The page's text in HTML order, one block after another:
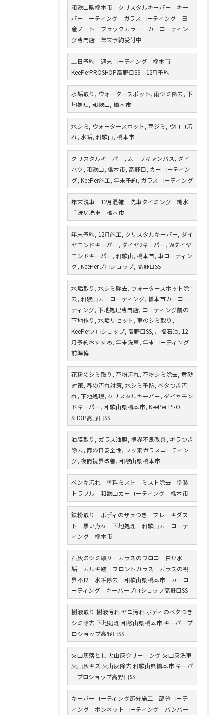
和歌山県橋本市 クリスタルキーパー キー
パーコーティング ガラスコーティング 日
産ノート ブラックカラー カーコーティン
グ専門店 年末予約受付中
土日予約 週末コーティング 橋本市
KeePerPROSHOP高野口SS 12月予約
水垢取り, ウォータースポット, 雨ジミ除去, 下
地処理, 和歌山, 橋本市
水シミ, ウォータースポット, 雨ジミ, ウロコ汚
れ, 水垢, 和歌山, 橋本市
クリスタルキーパー, ムーヴキャンバス, ダイ
ハツ, 和歌山, 橋本市, 高野口, カーコーティン
グ, KeePer施工, 年末予約, ガラスコーティング
年末洗車 12月混雑 洗車タイミング 純水
手洗い洗車 橋本市
年末予約, 12月施工, クリスタルキーパー, ダイ
ヤモンドキーパー, ダイヤ2キーパー, Wダイヤ
モンドキーパー, 和歌山, 橋本市, 車コーティン
グ, KeePerプロショップ, 高野口SS
水垢取り, 水シミ除去, ウォータースポット除
去, 和歌山カーコーティング, 橋本市カーコー
ティング, 下地処理専門店, コーティング前の
下地作り, 水垢リセット, 車のシミ取り,
KeePerプロショップ, 高野口SS, 川福石油, 12
月予約おすすめ, 年末洗車, 年末コーティング
前準備
花粉のシミ取り, 花粉汚れ, 花粉シミ除去, 黄砂
対策, 春の汚れ対策, 水シミ予防, ベタつき汚
れ, 下地処理, クリスタルキーパー, ダイヤモン
ドキーパー, 和歌山県橋本市, KeePer PRO
SHOP高野口SS
油膜取り, ガラス油膜, 視界不良改善, ギラつき
除去, 雨の日安全性, フッ素ガラスコーティン
グ, 夜間視界改善, 和歌山県橋本市
ペンキ汚れ 塗料ミスト ミスト除去 塗装
トラブル 和歌山カーコーティング 橋本市
鉄粉取り ボディのザラつき ブレーキダス
ト 黒い点々 下地処理 和歌山カーコーテ
ィング 橋本市
石灰のシミ取り ガラスのウロコ 白い水
垢 カルキ跡 フロントガラス ガラスの視
界不良 水垢除去 和歌山県橋本市 カーコ
ーティング キーパープロショップ高野口SS
樹液取り 樹液汚れ ヤニ汚れ ボディのベタつき
シミ除去 下地処理 和歌山県橋本市 キーパープ
ロショップ高野口SS
火山灰落とし 火山灰クリーニング 火山灰洗車
火山灰キズ 火山灰除去 和歌山県橋本市 キーパ
ープロショップ高野口SS
キーパーコーティング部分施工 部分コーテ
ィング ボンネットコーティング バンパー